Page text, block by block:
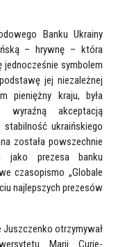
Banku Ukrainy
– hrywnę – która
jednocześnie symbolem
jej niezależnej
pieniężny kraju, była
akceptacją
ukraińskiego
została powszechnie
jako prezesa banku
czasopismo „Globale
najlepszych prezesów
Juszczenko otrzymywał
Marii Curie-